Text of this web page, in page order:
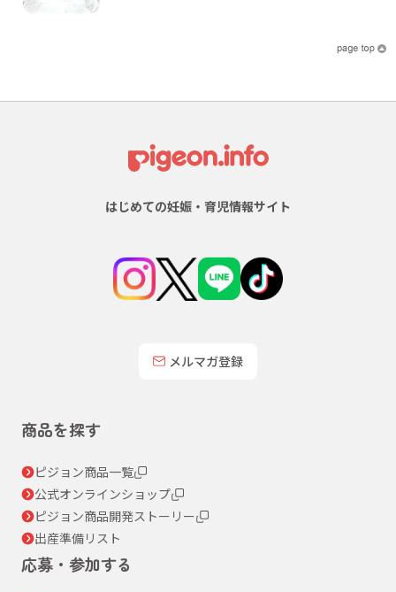
はじめての妊娠・育児情報サイト
メルマガ登録
商品を探す
ピジョン商品一覧
公式オンラインショップ
ピジョン商品開発ストーリー
出産準備リスト
応募・参加する